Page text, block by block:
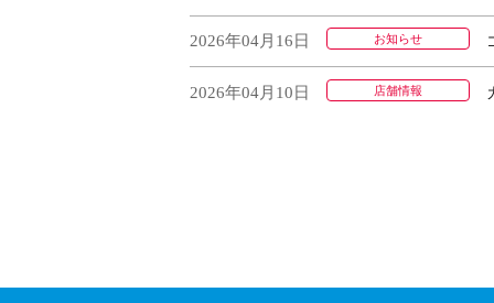
2026年04月16日 お知らせ
2026年04月10日 店舗情報